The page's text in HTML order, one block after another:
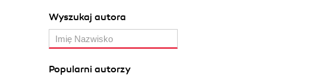
Wyszukaj autora
Popularni autorzy